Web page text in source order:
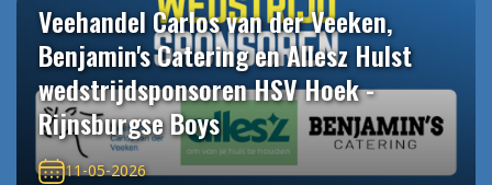
Veehandel Carlos van der Veeken,
Benjamin's Catering en Allesz Hulst
wedstrijdsponsoren HSV Hoek -
Rijnsburgse Boys
11-05-2026